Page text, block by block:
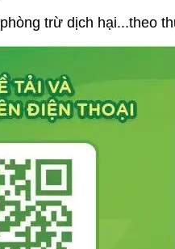
trừ dịch hại...theo